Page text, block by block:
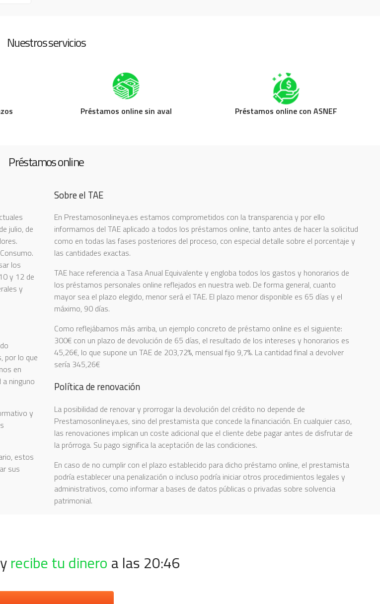
Nuestros servicios
Préstamos online sin aval Préstamos online con ASNEF
Préstamos online
julio, de
los
y 12 de
y
por lo que
en
ninguno
y
estos
sus
Sobre el TAE
En Prestamosonlineya.es estamos comprometidos con la transparencia y por ello
informamos del TAE aplicado a todos los préstamos online, tanto antes de hacer la solicitud
como en todas las fases posteriores del proceso, con especial detalle sobre el porcentaje y
las cantidades exactas.
TAE hace referencia a Tasa Anual Equivalente y engloba todos los gastos y honorarios de
los préstamos personales online reflejados en nuestra web. De forma general, cuanto
mayor sea el plazo elegido, menor será el TAE. El plazo menor disponible es 65 días y el
máximo, 90 días.
Como reflejábamos más arriba, un ejemplo concreto de préstamo online es el siguiente:
300€ con un plazo de devolución de 65 días, el resultado de los intereses y honorarios es
45,26€, lo que supone un TAE de 203,72%, mensual fijo 9,7%. La cantidad final a devolver
sería 345,26€
Política de renovación
La posibilidad de renovar y prorrogar la devolución del crédito no depende de
Prestamosonlineya.es, sino del prestamista que concede la financiación. En cualquier caso,
las renovaciones implican un coste adicional que el cliente debe pagar antes de disfrutar de
la prórroga. Su pago significa la aceptación de las condiciones.
En caso de no cumplir con el plazo establecido para dicho préstamo online, el prestamista
podría establecer una penalización o incluso podría iniciar otros procedimientos legales y
administrativos, como informar a bases de datos públicas o privadas sobre solvencia
patrimonial.
recibe tu dinero a las 20:46